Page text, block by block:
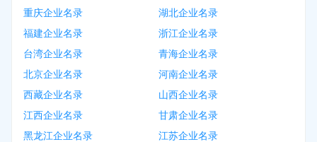
重庆企业名录
湖北企业名录
福建企业名录
浙江企业名录
台湾企业名录
青海企业名录
北京企业名录
河南企业名录
西藏企业名录
山西企业名录
江西企业名录
甘肃企业名录
黑龙江企业名录
江苏企业名录